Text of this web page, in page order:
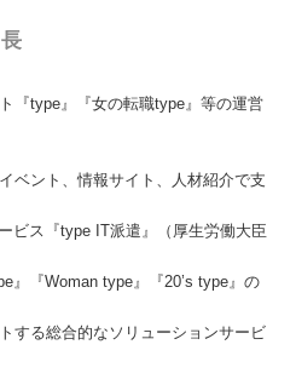
『type』『女の転職type』等の運営
ベント、情報サイト、人材紹介で支
ビス『type IT派遣』（厚生労働大臣
』『Woman type』『20’s type』の
する総合的なソリューションサービ